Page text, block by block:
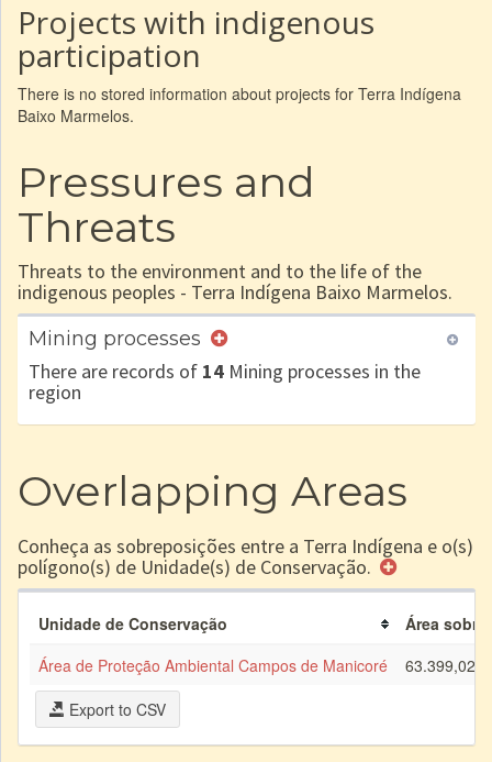
Projects with indigenous
participation
There is no stored information about projects for Terra Indígena
Baixo Marmelos.
Pressures and
Threats
Threats to the environment and to the life of the
indigenous peoples - Terra Indígena Baixo Marmelos.
Mining processes
There are records of 14 Mining processes in the
region
Overlapping Areas
Conheça as sobreposições entre a Terra Indígena e o(s)
polígono(s) de Unidade(s) de Conservação.
Unidade de Conservação
Área
Área de Proteção Ambiental Campos de Manicoré
63.399,02
Export to CSV